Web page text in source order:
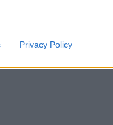
Privacy Policy